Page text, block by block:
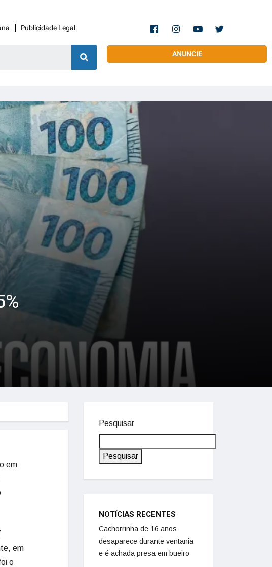
Publicidade Legal
ANUNCIE
em
em
o
Pesquisar
Pesquisar
NOTÍCIAS RECENTES
Cachorrinha de 16 anos
desaparece durante ventania
e é achada presa em bueiro